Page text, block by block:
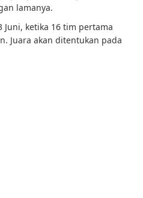
lamanya.
ketika 16 tim pertama
Juara akan ditentukan pada